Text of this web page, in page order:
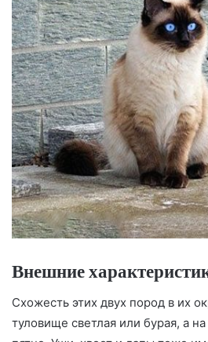
Внешние
Схожесть этих двух пород в их
туловище светлая или бурая, а